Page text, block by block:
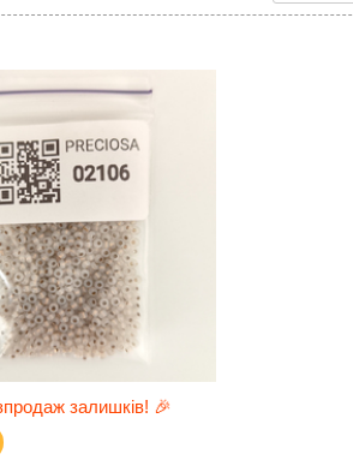
залишків! 🎉